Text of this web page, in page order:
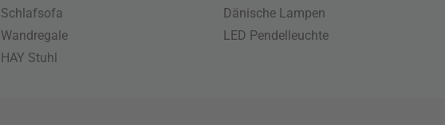
Schlafsofa
Wandregale
HAY Stuhl
Dänische Lampen
LED Pendelleuchte